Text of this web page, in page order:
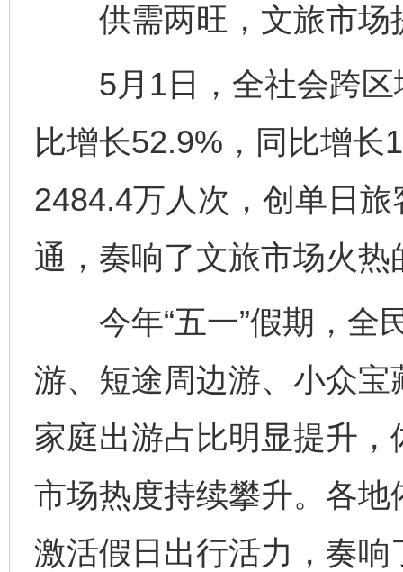
供需两旺，文旅市场
5月1日，全社会跨区
比增长52.9%，同比增长
2484.4万人次，创单日
通，奏响了文旅市场火热
今年“五一”假期，全
游、短途周边游、小众
家庭出游占比明显提升
市场热度持续攀升。各
激活假日出行活力，奏响